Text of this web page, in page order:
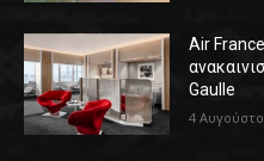
Air
Gaulle
4